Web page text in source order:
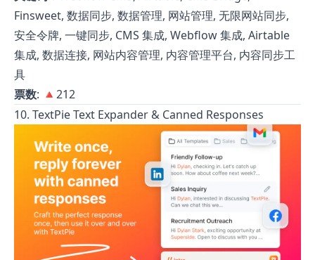
Finsweet, 数据同步, 数据管理, 网站管理, 无限网站同步,
安全令牌, 一键同步, CMS 集成, Webflow 集成, Airtable
集成, 数据连接, 网站内容管理, 内容管理平台, 内容同步工
具
票数: 🔺212
10. TextPie Text Expander & Canned Responses